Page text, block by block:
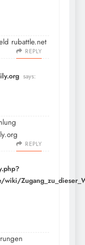
rubattle.net
REPLY
says:
REPLY